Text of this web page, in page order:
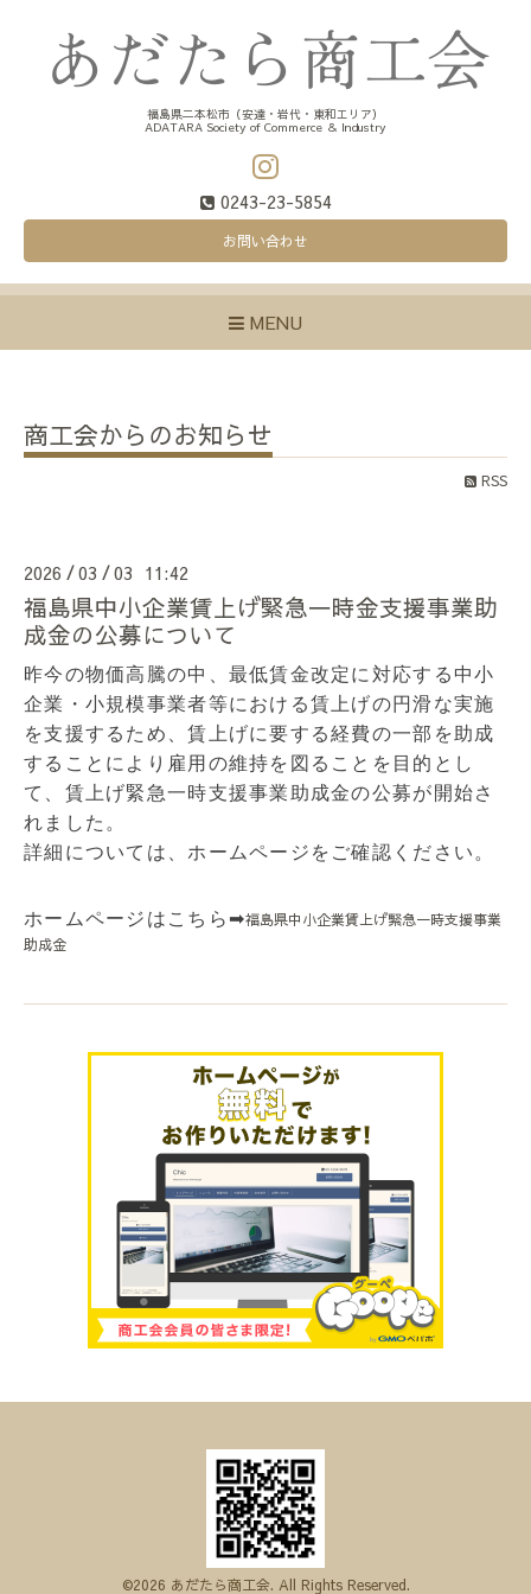
福島県二本松市（安達・岩代・東和エリア）
ADATARA Society of Commerce ＆ Industry
0243-23-5854
お問い合わせ
MENU
商工会からのお知らせ
RSS
2026 /03 /03 11:42
福島県中小企業賃上げ緊急一時金支援事業助
成金の公募について
昨今の物価高騰の中、最低賃金改定に対応する中小
企業・小規模事業者等における賃上げの円滑な実施
を支援するため、賃上げに要する経費の一部を助成
することにより雇用の維持を図ることを目的とし
て、賃上げ緊急一時支援事業助成金の公募が開始さ
れました。
詳細については、ホームページをご確認ください。
ホームページはこちら➡福島県中小企業賃上げ緊急一時支援事業
助成金
©2026 あだたら商工会. All Rights Reserved.